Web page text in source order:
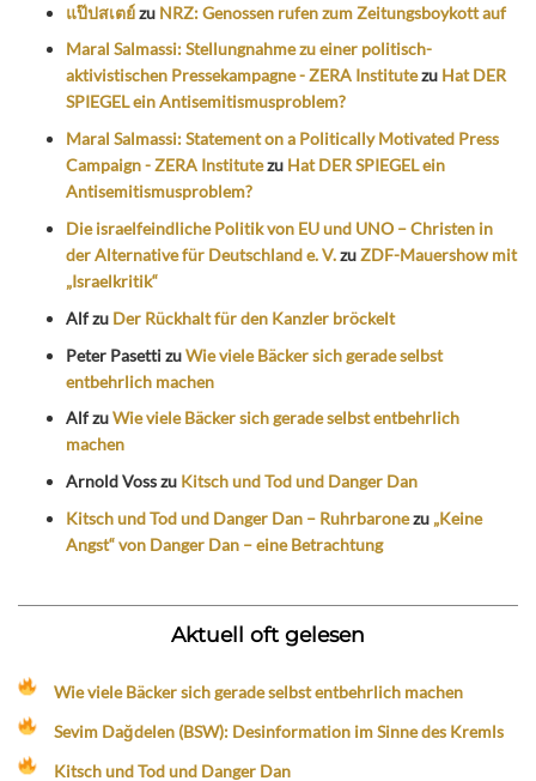
แป๊ปสเตย์zu NRZ: Genossen rufen zum Zeitungsboykott auf
Maral Salmassi: Stellungnahme zu einer politisch-
aktivistischen Pressekampagne - ZERA Institutezu Hat DER
SPIEGEL ein Antisemitismusproblem?
Maral Salmassi: Statement on a Politically Motivated Press
Campaign - ZERA Institutezu Hat DER SPIEGEL ein
Antisemitismusproblem?
Die israelfeindliche Politik von EU und UNO – Christen in
der Alternative für Deutschland e. V.zuZDF-Mauershow mit
„Israelkritik“
Alfzu Der Rückhalt für den Kanzler bröckelt
Peter PasettizuWie viele Bäcker sich gerade selbst
entbehrlich machen
AlfzuWie viele Bäcker sich gerade selbst entbehrlich
machen
Arnold Vosszu Kitsch und Tod und Danger Dan
Kitsch und Tod und Danger Dan – Ruhrbaronezu „Keine
Angst“ von Danger Dan – eine Betrachtung
Aktuell oft gelesen
Wie viele Bäcker sich gerade selbst entbehrlich machen
Sevim Dağdelen (BSW): Desinformation im Sinne des Kremls
Kitsch und Tod und Danger Dan